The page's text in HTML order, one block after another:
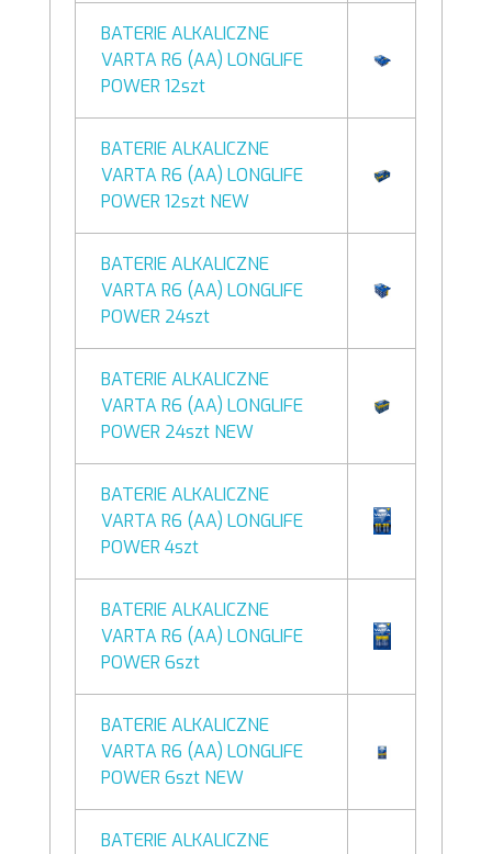
BATERIE ALKALICZNE
VARTA R6 (AA) LONGLIFE
POWER 12szt
BATERIE ALKALICZNE
VARTA R6 (AA) LONGLIFE
POWER 12szt NEW
BATERIE ALKALICZNE
VARTA R6 (AA) LONGLIFE
POWER 24szt
BATERIE ALKALICZNE
VARTA R6 (AA) LONGLIFE
POWER 24szt NEW
BATERIE ALKALICZNE
VARTA R6 (AA) LONGLIFE
POWER 4szt
BATERIE ALKALICZNE
VARTA R6 (AA) LONGLIFE
POWER 6szt
BATERIE ALKALICZNE
VARTA R6 (AA) LONGLIFE
POWER 6szt NEW
BATERIE ALKALICZNE